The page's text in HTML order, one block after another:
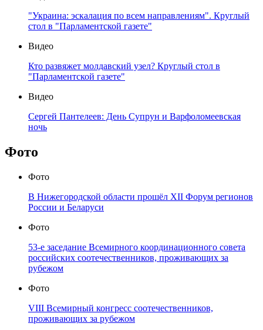
"Украина: эскалация по всем направлениям". Круглый
стол в "Парламентской газете"
Видео
Кто развяжет молдавский узел? Круглый стол в
"Парламентской газете"
Видео
Сергей Пантелеев: День Супрун и Варфоломеевская
ночь
Фото
Фото
В Нижегородской области прошёл XII Форум регионов
России и Беларуси
Фото
53-е заседание Всемирного координационного совета
российских соотечественников, проживающих за
рубежом
Фото
VIII Всемирный конгресс соотечественников,
проживающих за рубежом